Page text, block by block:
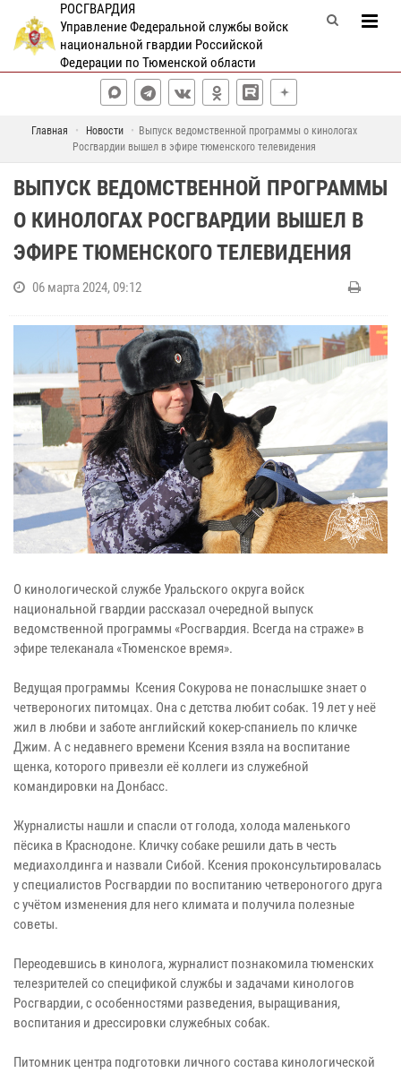
РОСГВАРДИЯ
Управление Федеральной службы войск
национальной гвардии Российской
Федерации по Тюменской области
Главная Новости
Выпуск ведомственной программы о кинологах
Росгвардии вышел в эфире тюменского телевидения
ВЫПУСК ВЕДОМСТВЕННОЙ ПРОГРАММЫ
О КИНОЛОГАХ РОСГВАРДИИ ВЫШЕЛ В
ЭФИРЕ ТЮМЕНСКОГО ТЕЛЕВИДЕНИЯ
06 марта 2024, 09:12
О кинологической службе Уральского округа войск
национальной гвардии рассказал очередной выпуск
ведомственной программы «Росгвардия. Всегда на страже» в
эфире телеканала «Тюменское время».
Ведущая программы Ксения Сокурова не понаслышке знает о
четвероногих питомцах. Она с детства любит собак. 19 лет у неё
жил в любви и заботе английский кокер-спаниель по кличке
Джим. А с недавнего времени Ксения взяла на воспитание
щенка, которого привезли её коллеги из служебной
командировки на Донбасс.
Журналисты нашли и спасли от голода, холода маленького
пёсика в Краснодоне. Кличку собаке решили дать в честь
медиахолдинга и назвали Сибой. Ксения проконсультировалась
у специалистов Росгвардии по воспитанию четвероногого друга
с учётом изменения для него климата и получила полезные
советы.
Переодевшись в кинолога, журналист познакомила тюменских
телезрителей со спецификой службы и задачами кинологов
Росгвардии, с особенностями разведения, выращивания,
воспитания и дрессировки служебных собак.
Питомник центра подготовки личного состава кинологической